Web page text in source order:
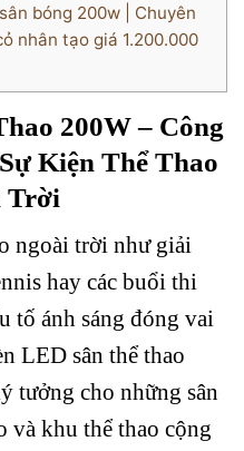
bóng 200w | Chuyên
nhân tạo giá 1.200.000
200W – Công
Kiện Thể Thao
Trời
ngoài trời như giải
hay các buổi thi
tố ánh sáng đóng vai
LED sân thể thao
tưởng cho những sân
và khu thể thao cộng